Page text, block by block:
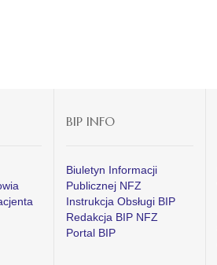
BIP INFO
Biuletyn Informacji
Publicznej NFZ
Instrukcja Obsługi BIP
Redakcja BIP NFZ
Portal BIP